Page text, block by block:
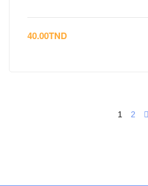
40.00TND
1 2